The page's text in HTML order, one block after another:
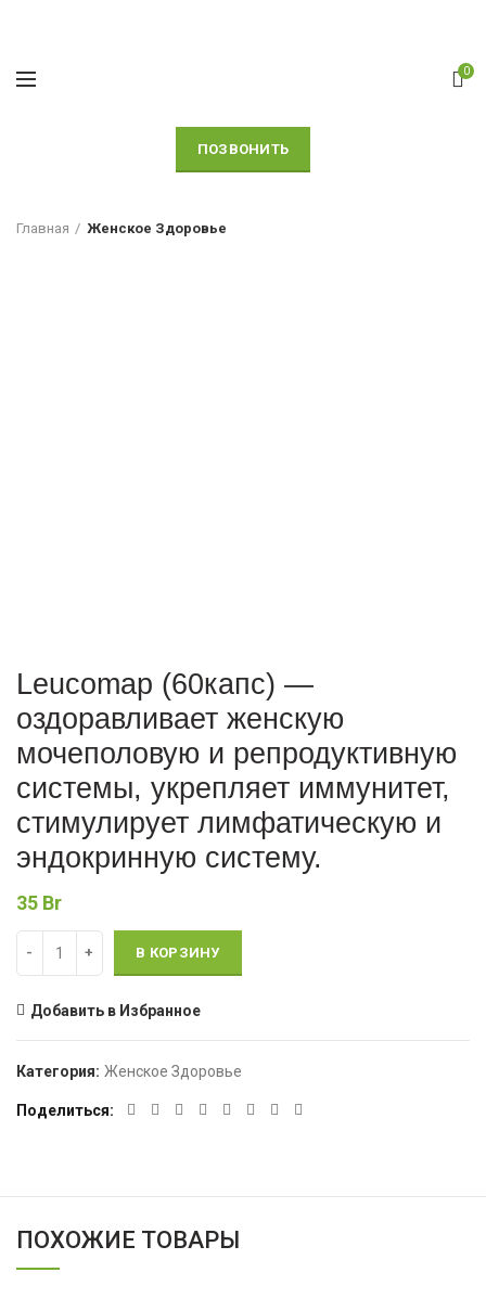
0
ПОЗВОНИТЬ
Главная Женское Здоровье
Leucomap (60капс) —
оздоравливает женскую
мочеполовую и репродуктивную
системы, укрепляет иммунитет,
стимулирует лимфатическую и
эндокринную систему.
35 Br
В КОРЗИНУ
Добавить в Избранное
Категория: Женское Здоровье
Поделиться
ПОХОЖИЕ ТОВАРЫ